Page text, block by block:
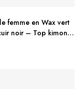
femme en Wax vert
noir – Top kimono
| S.Keïdgi